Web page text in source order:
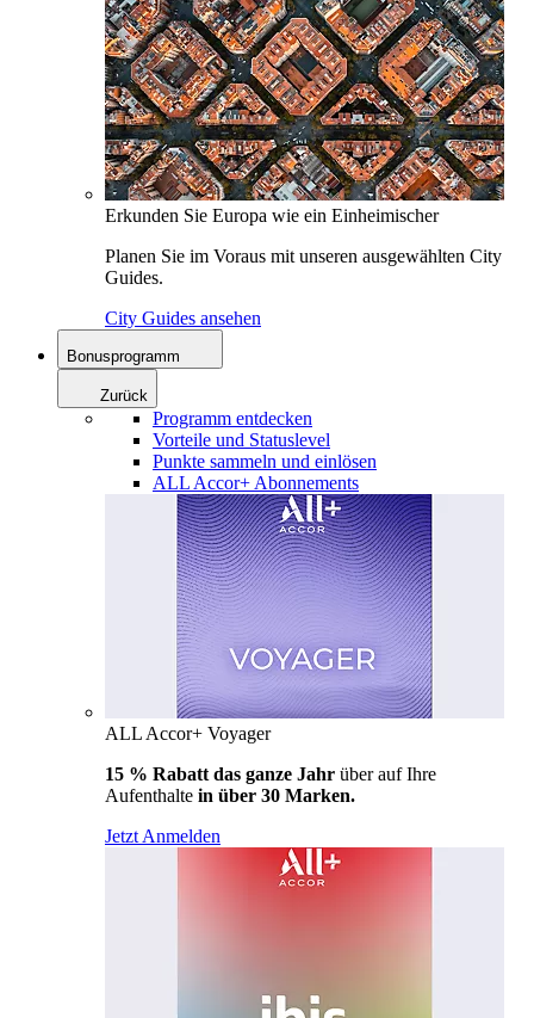
Erkunden Sie Europa wie ein Einheimischer
Planen Sie im Voraus mit unseren ausgewählten City
Guides.
City Guides ansehen
Bonusprogramm
Zurück
Programm entdecken
Vorteile und Statuslevel
Punkte sammeln und einlösen
ALL Accor+ Abonnements
ALL Accor+ Voyager
15 % Rabatt das ganze Jahr über auf Ihre
Aufenthalte in über 30 Marken.
Jetzt Anmelden